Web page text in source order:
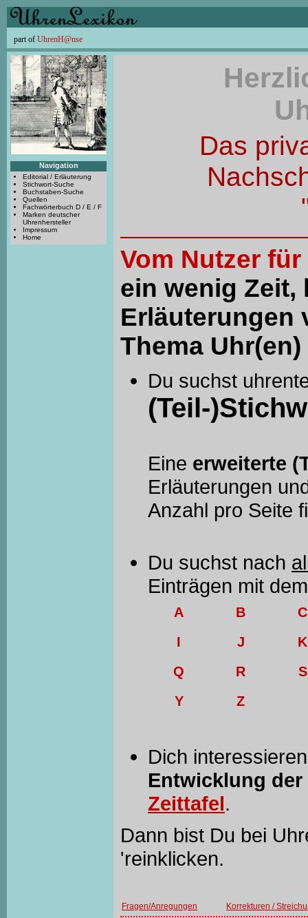
part of UhrenH@nse
Navigation
Editorial / Erläuterung
Stichwort-Suche
Buchstaben-Suche
Quellen
Fachwörterbuch D / E / F
Marken deutscher
Uhrenhersteller
Impressum
Home
Das
Vom Nutzer
ein wenig Zeit,
Erläuterungen
Thema
Du suchst
(Teil-
Eine erweiterte
Erläuterungen
Anzahl pro Seite
Du suchst nach
Einträgen mit
A B
C
I
J
K
Q
R
S
Y
Z
Dich
Entwicklung
Zeittafel.
Dann bist Du bei
'reinklicken.
Fragen/Anregungen Korrekturen /